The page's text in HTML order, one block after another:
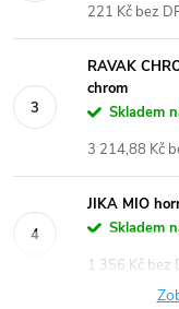
221 Kč bez
RAVAK
chrom
Skladem
3 214,88 Kč
JIKA MIO
Skladem
1 356 Kč bez